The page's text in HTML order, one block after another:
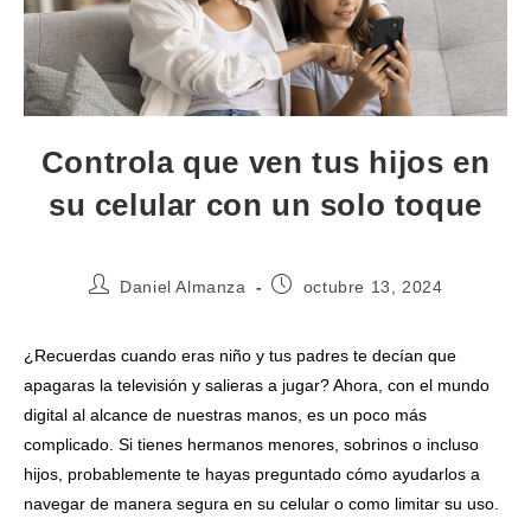
Controla que ven tus hijos en
su celular con un solo toque
Daniel Almanza octubre 13, 2024
¿Recuerdas cuando eras niño y tus padres te decían que
apagaras la televisión y salieras a jugar? Ahora, con el mundo
digital al alcance de nuestras manos, es un poco más
complicado. Si tienes hermanos menores, sobrinos o incluso
hijos, probablemente te hayas preguntado cómo ayudarlos a
navegar de manera segura en su celular o como limitar su uso.